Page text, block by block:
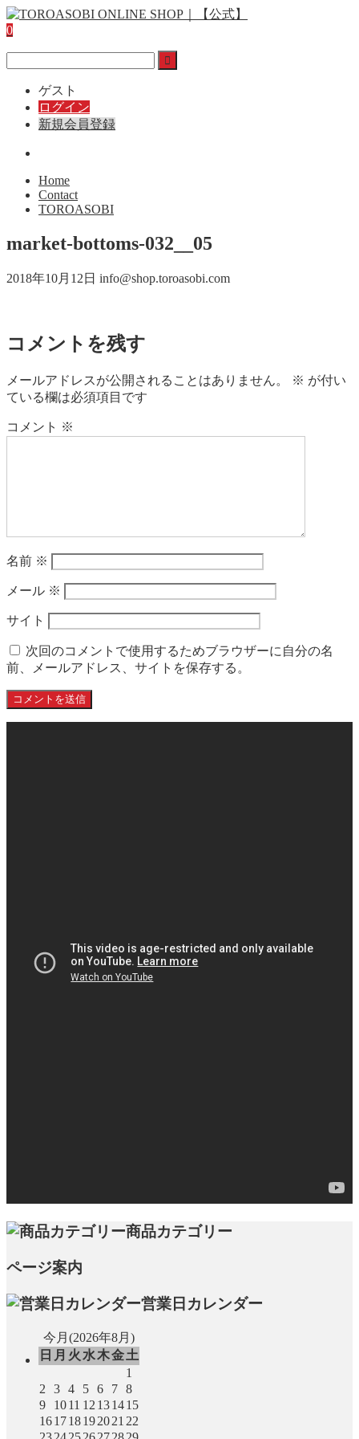
0
ゲスト
ログイン
新規会員登録
Home
Contact
TOROASOBI
market-bottoms-032__05
2018年10月12日 info@shop.toroasobi.com
コメントを残す
メールアドレスが公開されることはありません。 ※ が付い
ている欄は必須項目です
コメント ※
名前 ※
メール ※
サイト
次回のコメントで使用するためブラウザーに自分の名
前、メールアドレス、サイトを保存する。
商品カテゴリー
ページ案内
営業日カレンダー
今月(2026年8月)
日 月 火 水木金土
1
2
3 4 5 6 7 8
9
1011 12 131415
161718192021 22